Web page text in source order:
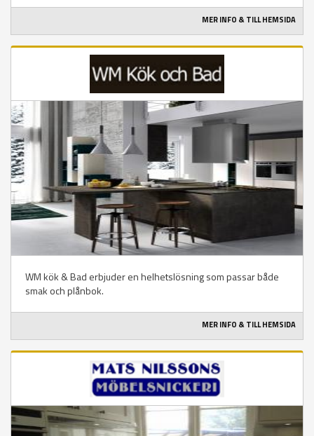
MER INFO & TILL HEMSIDA
WM kök & Bad erbjuder en helhetslösning som passar både
smak och plånbok.
MER INFO & TILL HEMSIDA